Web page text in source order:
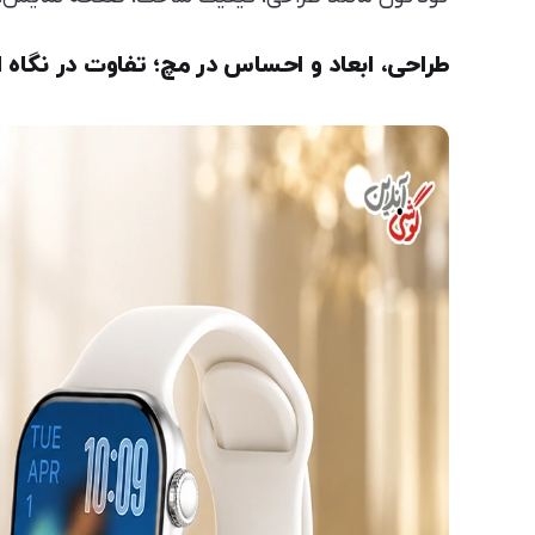
طراحی، ابعاد و احساس در مچ؛ تفاوت در نگاه